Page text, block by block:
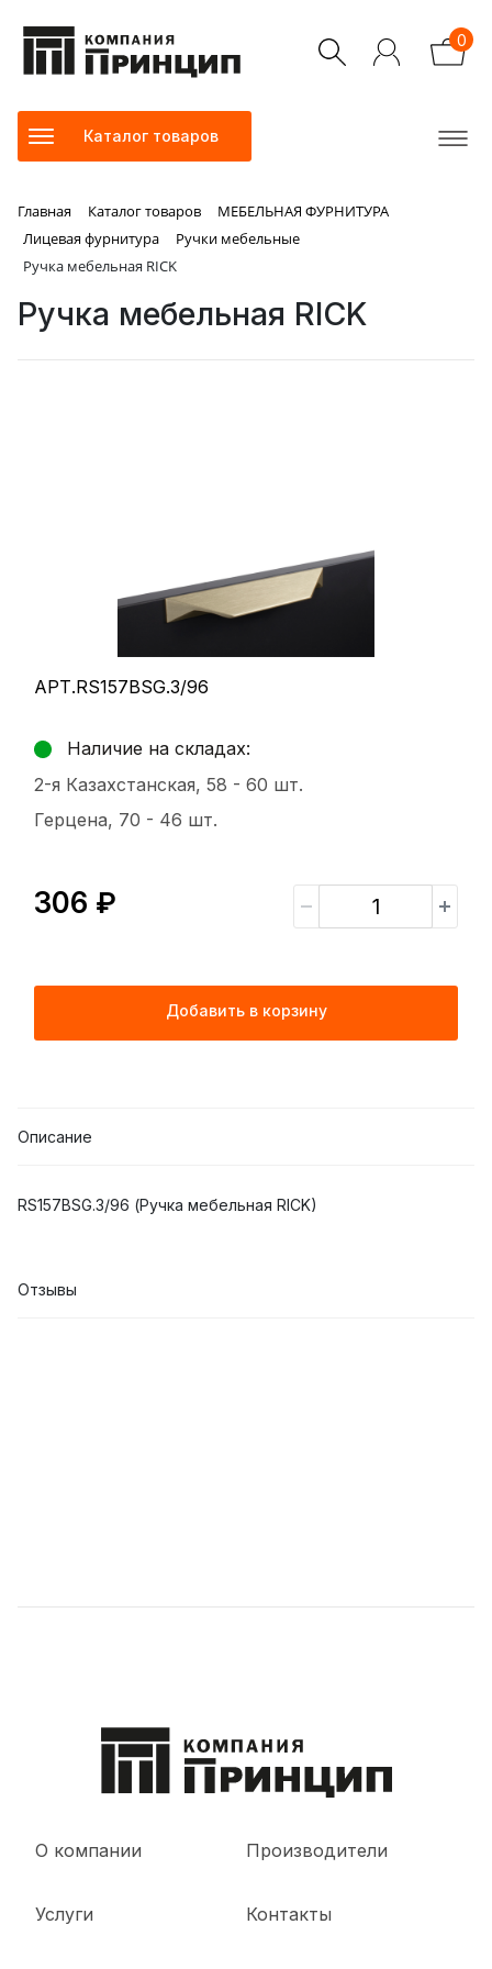
0
Каталог товаров
Главная Каталог товаров
МЕБЕЛЬНАЯ ФУРНИТУРА
Лицевая фурнитура
Ручки мебельные
Ручка мебельная RICK
Ручка мебельная RICK
АРТ.RS157BSG.3/96
Наличие на складах:
2-я Казахстанская, 58 - 60 шт.
Герцена, 70 - 46 шт.
306 ₽
Добавить в корзину
Описание
RS157BSG.3/96 (Ручка мебельная RICK)
Отзывы
О компании
Услуги
Производители
Контакты